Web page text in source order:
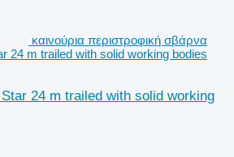
καινούρια περιστροφική σβάρνα
24 m trailed with solid working bodies
24 m trailed with solid working